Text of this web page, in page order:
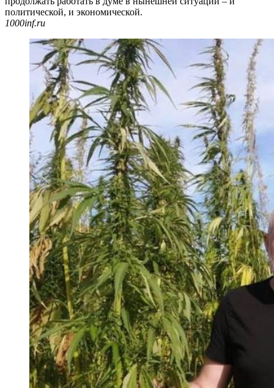
политической, и экономической.
1000inf.ru